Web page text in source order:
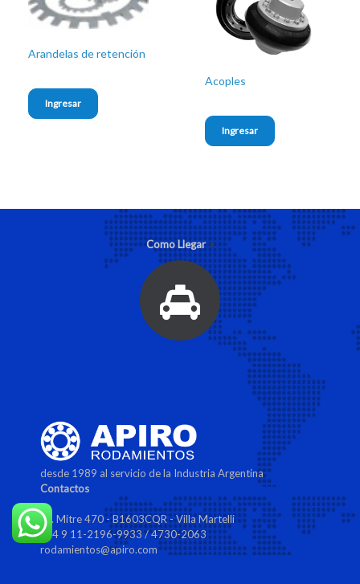
Arandelas de retención
Ingresar
Acoples
Ingresar
Como Llegar
desde 1989 al servicio de la Industria Argentina
Contactos
Av. Mitre 470 - B1603CQR - Villa Martelli
+54 9 11-2196-9933 / 4730-2063
rodamientos@apiro.com